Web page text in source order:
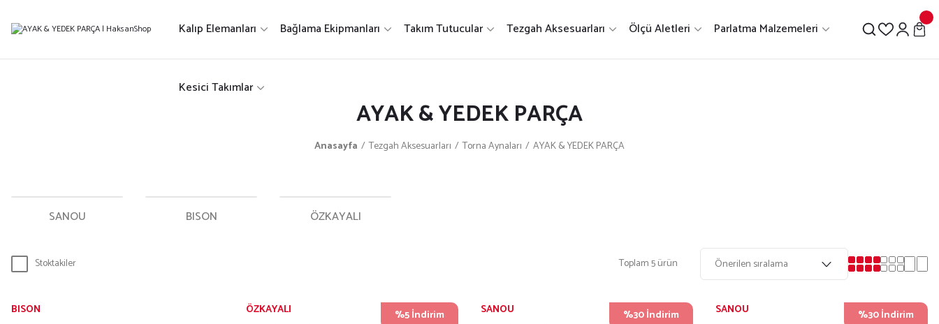
Kalıp Elemanları Bağlama Ekipmanları Takım Tutucular Tezgah Aksesuarları Ölçü Aletleri Parlatma Malzemeleri
Kesici Takımlar
AYAK & YEDEK PARÇA
Anasayfa Tezgah Aksesuarları Torna Aynaları AYAK & YEDEK PARÇA
SANOU BISON ÖZKAYALI
Stoktakiler Toplam 5 ürün
BISON %5 İndirim
ÖZKAYALI %30 İndirim
SANOU %30 İndirim
SANOU